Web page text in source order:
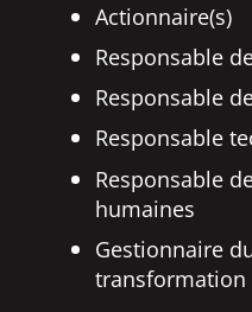
Actionnaire(s)
Responsable
Responsable
Responsable
Responsable
humaines
Gestionnaire
transformation